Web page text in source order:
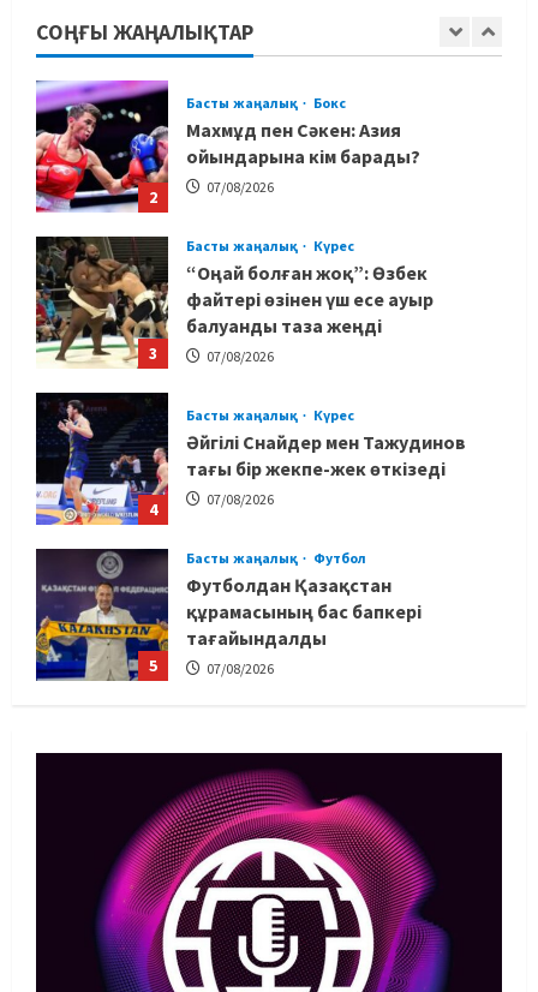
СОҢҒЫ ЖАҢАЛЫҚТАР
1 07/08/2026
2
Басты жаңалық Бокс
Махмұд пен Сәкен: Азия
ойындарына кім барады?
07/08/2026
3
Басты жаңалық Күрес
“Оңай болған жоқ”: Өзбек
файтері өзінен үш есе ауыр
балуанды таза жеңді
07/08/2026
4
Басты жаңалық Күрес
Әйгілі Снайдер мен Тажудинов
тағы бір жекпе-жек өткізеді
07/08/2026
5
Басты жаңалық Футбол
Футболдан Қазақстан
құрамасының бас бапкері
тағайындалды
07/08/2026
1
менеджері Арман Әшімов жайлы
жағымсыз оқиғаны айтты
07/08/2026
2
Басты жаңалық Бокс
Махмұд пен Сәкен: Азия
ойындарына кім барады?
07/08/2026